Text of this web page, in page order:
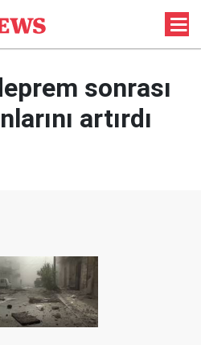
sonrası
artırdı